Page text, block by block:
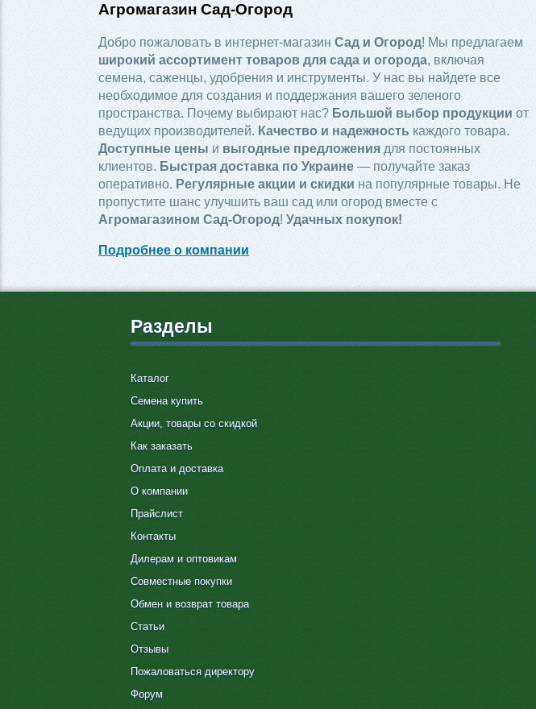
Агромагазин Сад-Огород
Добро пожаловать в интернет-магазин Сад и Огород! Мы предлагаем
широкий ассортимент товаров для сада и огорода, включая
семена, саженцы, удобрения и инструменты. У нас вы найдете все
необходимое для создания и поддержания вашего зеленого
пространства. Почему выбирают нас? Большой выбор продукцииот
ведущих производителей. Качество и надежностькаждого товара.
Доступные цены и выгодные предложения для постоянных
клиентов. Быстрая доставка по Украине — получайте заказ
оперативно. Регулярные акции и скидкина популярные товары. Не
пропустите шанс улучшить ваш сад или огород вместе с
Агромагазином Сад-Огород!Удачных покупок!
Подробнее о компании
Разделы
Каталог
Семена купить
Акции, товары со скидкой
Как заказать
Оплата и доставка
О компании
Прайслист
Контакты
Дилерам и оптовикам
Совместные покупки
Обмен и возврат товара
Статьи
Отзывы
Пожаловаться директору
Форум